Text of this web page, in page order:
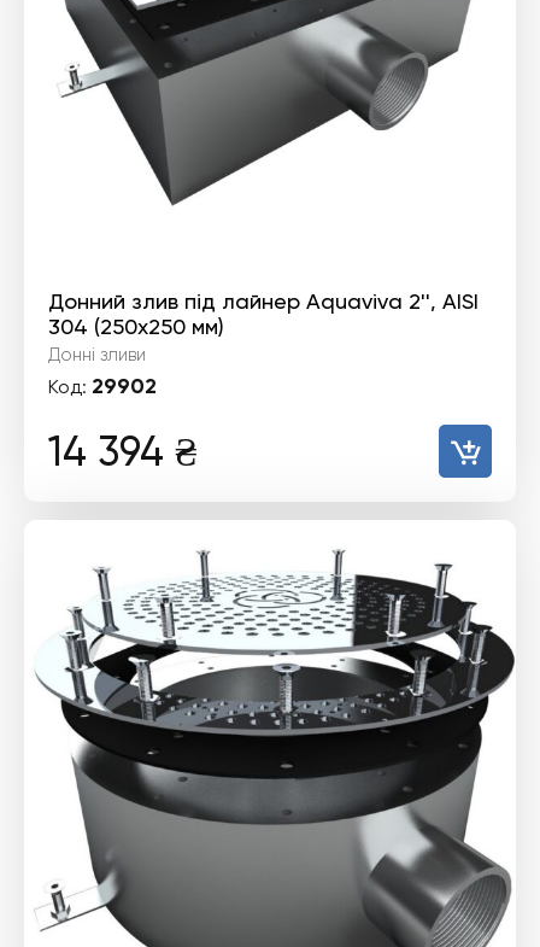
Донний злив під лайнер Aquaviva 2'', AISI
304 (250х250 мм)
Донні зливи
Код: 29902
14 394 ₴